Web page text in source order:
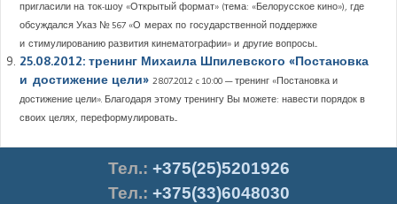
пригласили на ток-шоу «Открытый формат» (тема: «Белорусское кино»), где
обсуждался Указ № 567 «О мерах по государственной поддержке
и стимулированию развития кинематографии» и другие вопросы...
25.08.2012: тренинг Михаила Шпилевского «Постановка
и достижение цели» 28.07.2012 c 10:00 — тренинг «Постановка и
достижение цели». Благодаря этому тренингу Вы можете: навести порядок в
своих целях, переформулировать...
Тел.: +375(25)5201926
Тел.: +375(33)6048030